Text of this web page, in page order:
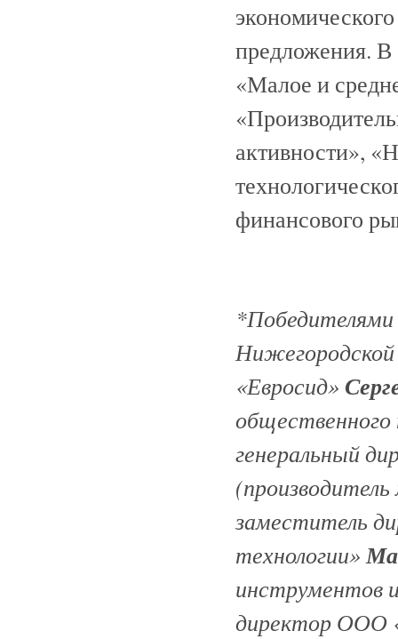
предложения. В
«Малое и
активности»,
финансового
«Евросид»
генеральный
заместитель
технологии»
инструментов
директор ООО